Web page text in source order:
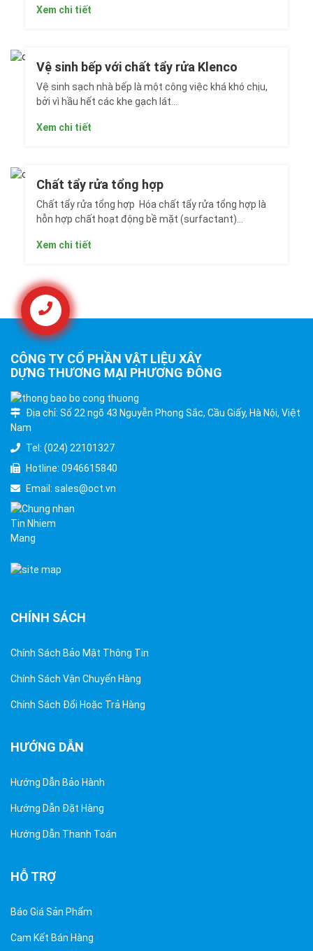
Xem chi tiết
Vệ sinh bếp với chất tẩy rửa Klenco
Vệ sinh sạch nhà bếp là một công việc khá khó chịu,
bởi vì hầu hết các khe gạch lát...
Xem chi tiết
Chất tẩy rửa tổng hợp
Chất tẩy rửa tổng hợp Hóa chất tẩy rửa tổng hợp là
hỗn hợp chất hoạt động bề mặt (surfactant)...
Xem chi tiết
CÔNG TY CỔ PHẦN VẬT LIỆU XÂY
DỰNG THƯƠNG MẠI PHƯƠNG ĐÔNG
Địa chỉ: Số 22 ngõ 43 Nguyễn Phong Sắc, Cầu Giấy, Hà Nội, Việt
Nam
Tel: (024) 22101327
Hotline: 0946615840
Email: sales@oct.vn
CHÍNH SÁCH
Chính Sách Bảo Mật Thông Tin
Chính Sách Vận Chuyển Hàng
Chính Sách Đổi Hoặc Trả Hàng
HƯỚNG DẪN
Hướng Dẫn Bảo Hành
Hướng Dẫn Đặt Hàng
Hướng Dẫn Thanh Toán
HỖ TRỢ
Báo Giá Sản Phẩm
Cam Kết Bán Hàng